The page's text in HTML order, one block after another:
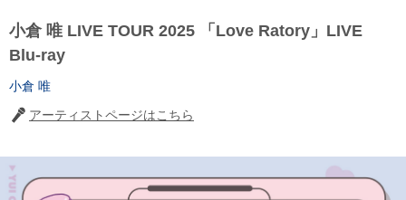
小倉 唯 LIVE TOUR 2025 「Love Ratory」LIVE
Blu-ray
小倉 唯
アーティストページはこちら